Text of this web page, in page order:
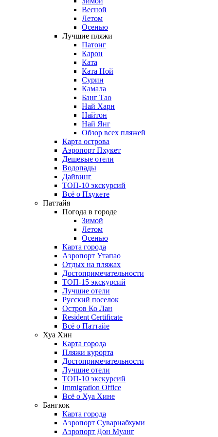
Весной
Летом
Осенью
Лучшие пляжи
Патонг
Карон
Ката
Ката Ной
Сурин
Камала
Банг Тао
Най Харн
Найтон
Най Янг
Обзор всех пляжей
Карта острова
Аэропорт Пхукет
Дешевые отели
Водопады
Дайвинг
ТОП-10 экскурсий
Всё о Пхукете
Паттайя
Погода в городе
Зимой
Летом
Осенью
Карта города
Аэропорт Утапао
Отдых на пляжах
Достопримечательности
ТОП-15 экскурсий
Лучшие отели
Русский поселок
Остров Ко Лан
Resident Certificate
Всё о Паттайе
Хуа Хин
Карта города
Пляжи курорта
Достопримечательности
Лучшие отели
ТОП-10 экскурсий
Immigration Office
Всё о Хуа Хине
Бангкок
Карта города
Аэропорт Суварнабхуми
Аэропорт Дон Муанг